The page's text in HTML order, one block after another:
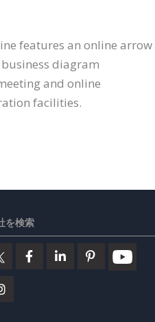
features an online arrow
diagram
and online
facilities.
を検索